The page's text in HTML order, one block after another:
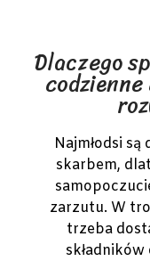
Dlaczego
Najmłodsi
skarbem,
zarzutu. W
trzeba